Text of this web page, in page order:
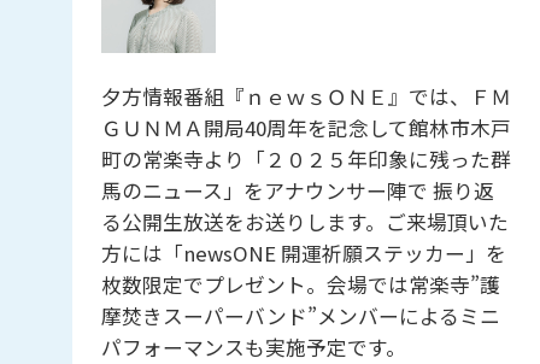
夕方情報番組『ｎｅｗｓＯＮＥ』では、ＦＭ
ＧＵＮＭＡ開局40周年を記念して館林市木戸
町の常楽寺より「２０２５年印象に残った群
馬のニュース」をアナウンサー陣で 振り返
る公開生放送をお送りします。ご来場頂いた
方には「newsONE 開運祈願ステッカー」を
枚数限定でプレゼント。会場では常楽寺”護
摩焚きスーパーバンド”メンバーによるミニ
パフォーマンスも実施予定です。